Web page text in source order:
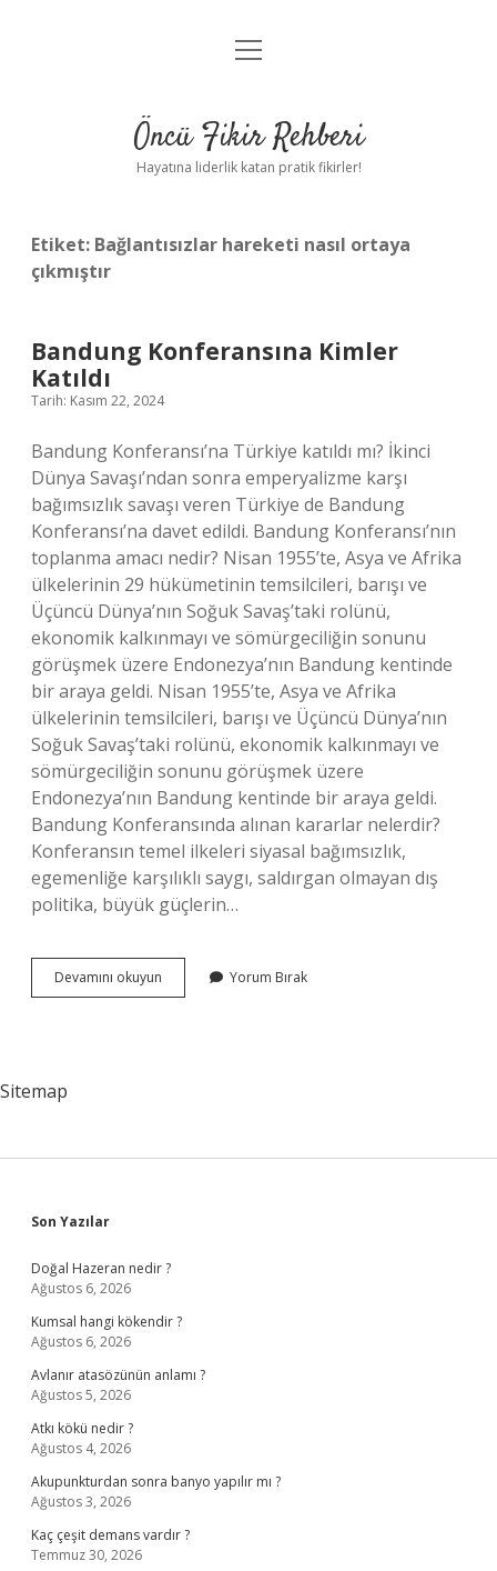
Anasayfa
Yasal Uyarı
menüyü
Öncü Fikir Rehberi
Hayatına liderlik katan pratik fikirler!
Etiket: Bağlantısızlar hareketi nasıl ortaya
çıkmıştır
Bandung Konferansına Kimler
Katıldı
Tarih: Kasım 22, 2024
Bandung Konferansı’na Türkiye katıldı mı? İkinci
Dünya Savaşı’ndan sonra emperyalizme karşı
bağımsızlık savaşı veren Türkiye de Bandung
Konferansı’na davet edildi. Bandung Konferansı’nın
toplanma amacı nedir? Nisan 1955’te, Asya ve Afrika
ülkelerinin 29 hükümetinin temsilcileri, barışı ve
Üçüncü Dünya’nın Soğuk Savaş’taki rolünü,
ekonomik kalkınmayı ve sömürgeciliğin sonunu
görüşmek üzere Endonezya’nın Bandung kentinde
bir araya geldi. Nisan 1955’te, Asya ve Afrika
ülkelerinin temsilcileri, barışı ve Üçüncü Dünya’nın
Soğuk Savaş’taki rolünü, ekonomik kalkınmayı ve
sömürgeciliğin sonunu görüşmek üzere
Endonezya’nın Bandung kentinde bir araya geldi.
Bandung Konferansında alınan kararlar nelerdir?
Konferansın temel ilkeleri siyasal bağımsızlık,
egemenliğe karşılıklı saygı, saldırgan olmayan dış
politika, büyük güçlerin…
Devamını okuyun Bandung
Konferansına
Yorum Bırak
Sitemap
Sidebar
Son Yazılar
Doğal Hazeran nedir ?
Ağustos 6, 2026
Kumsal hangi kökendir ?
Ağustos 6, 2026
Avlanır atasözünün anlamı ?
Ağustos 5, 2026
Atkı kökü nedir ?
Ağustos 4, 2026
Akupunkturdan sonra banyo yapılır mı ?
Ağustos 3, 2026
Kaç çeşit demans vardır ?
Temmuz 30, 2026